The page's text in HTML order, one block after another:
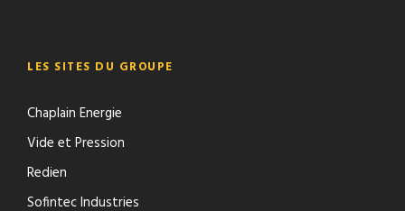
LES SITES DU GROUPE
Chaplain Energie
Vide et Pression
Redien
Sofintec Industries